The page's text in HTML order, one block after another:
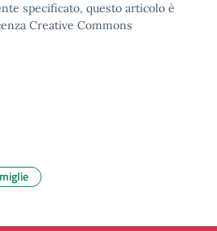
specificato, questo articolo è
Creative Commons